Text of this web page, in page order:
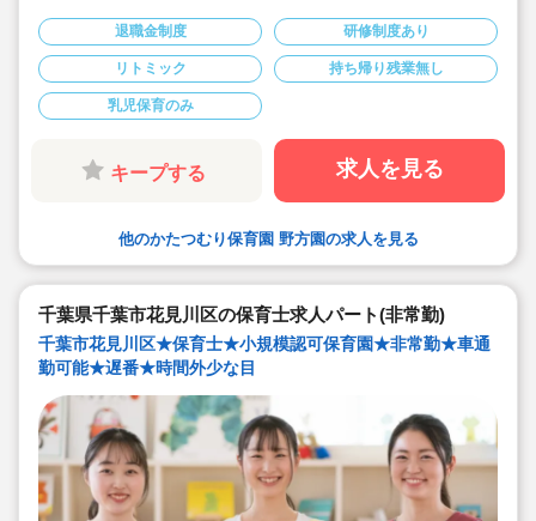
は残業代もしっかり支給されます
◆ハロウィンは毎年仮装して開催しています
◆天野式リトミックを導入し、子ども達の成長を育んで
ます
◆経験豊かな職員だけでなく、新卒の職員も意見を言い
やすい風通しの良い環境です
◆一人ひとりの個性を大切に、じっくりと向き合うアッ
トホームな保育を実践。子どもたちの「やってみた
い！」という気持ちを育んでいます。
◆食育活動や英語レッスン（講師の先生対応）など、五
感を刺激する多様なカリキュラムを取り入れています。
退職金制度 研修制度あり
リトミック 持ち帰り残業無し
乳児保育のみ
キープする 求人を見る
他のかたつむり保育園 野方園の求人を見る
千葉県千葉市花見川区の保育士求人パート(非常勤)
千葉市花見川区★保育士★小規模認可保育園★非常勤★車通
勤可能★遅番★時間外少な目